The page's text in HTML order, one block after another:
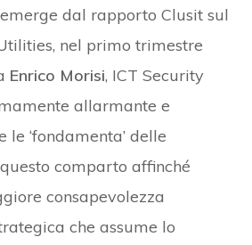
dal rapporto Clusit sul
nel primo trimestre
Enrico Morisi, ICT Security
allarmante e
‘fondamenta’ delle
comparto affinché
consapevolezza
che assume lo